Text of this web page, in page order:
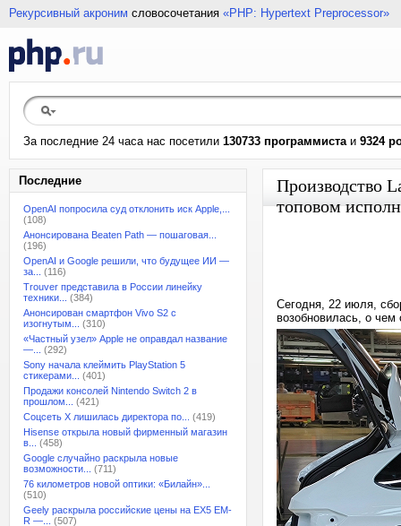
Рекурсивный акроним словосочетания «PHP: Hypertext Preprocessor»
За последние 24 часа нас посетили 130733 программистаи 9324
Последние
OpenAI попросила суд отклонить иск Apple,...
(108)
Анонсирована Beaten Path — пошаговая...
(196)
OpenAI и Google решили, что будущее ИИ —
за...
(116)
Trouver представила в России линейку
техники...
(384)
Анонсирован смартфон Vivo S2 с
изогнутым...
(310)
«Частный узел» Apple не оправдал название
—...
(292)
Sony начала клеймить PlayStation 5
стикерами...
(401)
Продажи консолей Nintendo Switch 2 в
прошлом...
(421)
Соцсеть X лишилась директора по...
(419)
Hisense открыла новый фирменный магазин
в...
(458)
Google случайно раскрыла новые
возможности...
(711)
76 километров новой оптики: «Билайн»...
(510)
Geely раскрыла российские цены на EX5 EM-
R —...
(507)
Производство
топовом
Сегодня, 22 июля,
возобновилась, о чем